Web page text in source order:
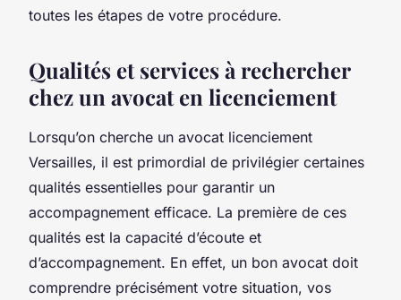
toutes les étapes de votre procédure.
Qualités et services à rechercher
chez un avocat en licenciement
Lorsqu’on cherche un avocat licenciement
Versailles, il est primordial de privilégier certaines
qualités essentielles pour garantir un
accompagnement efficace. La première de ces
qualités est la capacité d’écoute et
d’accompagnement. En effet, un bon avocat doit
comprendre précisément votre situation, vos